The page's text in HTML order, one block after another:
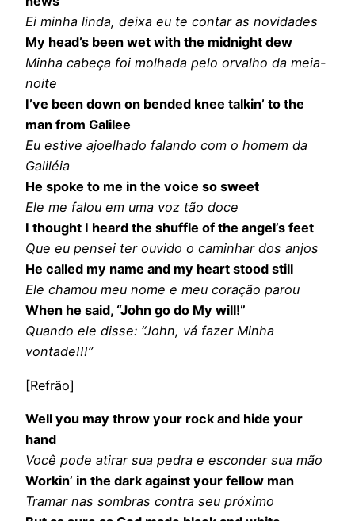
Ei minha linda, deixa eu te contar as novidades
My head’s been wet with the midnight dew
Minha cabeça foi molhada pelo orvalho da meia-
noite
I’ve been down on bended knee talkin’ to the
man from Galilee
Eu estive ajoelhado falando com o homem da
Galiléia
He spoke to me in the voice so sweet
Ele me falou em uma voz tão doce
I thought I heard the shuffle of the angel’s feet
Que eu pensei ter ouvido o caminhar dos anjos
He called my name and my heart stood still
Ele chamou meu nome e meu coração parou
When he said, “John go do My will!”
Quando ele disse: “John, vá fazer Minha
vontade!!!”
[Refrão]
Well you may throw your rock and hide your
hand
Você pode atirar sua pedra e esconder sua mão
Workin’ in the dark against your fellow man
Tramar nas sombras contra seu próximo